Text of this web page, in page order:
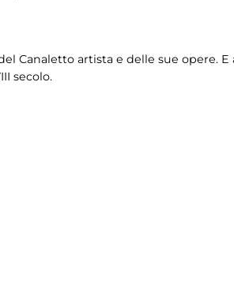
Canaletto artista e delle sue opere.
secolo.